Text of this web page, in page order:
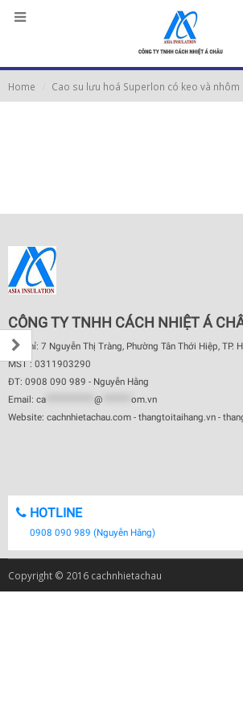
Home Cao su lưu hoá Superlon có keo và nhôm
CÔNG TY TNHH CÁCH NHIỆT Á
Địa chỉ: 7 Nguyễn Thị Tràng, Phường Tân Thới Hiệp, TP.
MST : 0311903290
ĐT: 0908 090 989 - Nguyễn Hằng
Email: ca @
om.vn
Website: cachnhietachau.com - thangtoitaihang.vn -
HOTLINE
0908 090 989 (Nguyễn Hằng)
Copyright © 2016 cachnhietachau